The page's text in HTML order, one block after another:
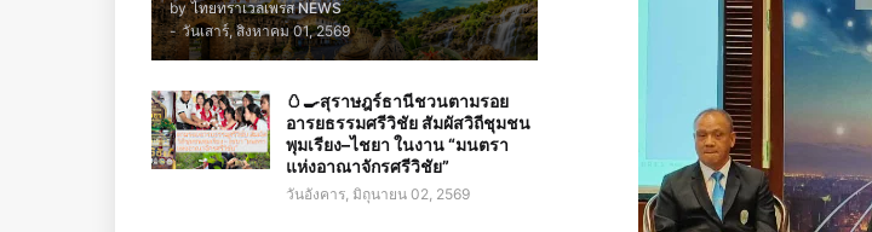
by ไทยทราเวลเพรส NEWS
- วันเสาร์, สิงหาคม 01, 2569
🥚🍳สุราษฎร์ธานีชวนตามรอย
อารยธรรมศรีวิชัย สัมผัสวิถีชุมชน
พุมเรียง–ไชยา ในงาน “มนตรา
แห่งอาณาจักรศรีวิชัย”
วันอังคาร, มิถุนายน 02, 2569